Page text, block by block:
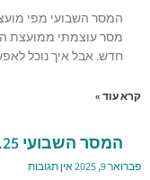
המסר השבועי מפי
חדש. אבל איך נוכל
קרא עוד »
המסר השבועי 9.2.25
פברואר 9, 2025 אין תגובות